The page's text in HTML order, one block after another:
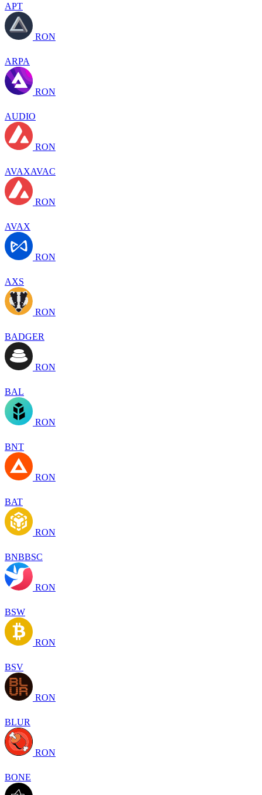
APT
RON
ARPA
RON
AUDIO
RON
AVAXAVAC
RON
AVAX
RON
AXS
RON
BADGER
RON
BAL
RON
BNT
RON
BAT
RON
BNBBSC
RON
BSW
RON
BSV
RON
BLUR
RON
BONE